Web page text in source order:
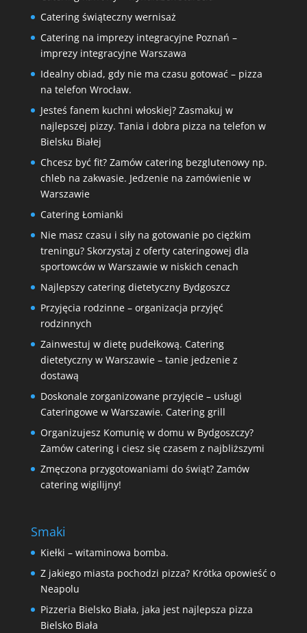
Catering świąteczny wernisaż
Catering na imprezy integracyjne Poznań –
imprezy integracyjne Warszawa
Idealny obiad, gdy nie ma czasu gotować – pizza
na telefon Wrocław.
Jesteś fanem kuchni włoskiej? Zasmakuj w
najlepszej pizzy. Tania i dobra pizza na telefon w
Bielsku Białej
Chcesz być fit? Zamów catering bezglutenowy np.
chleb na zakwasie. Jedzenie na zamówienie w
Warszawie
Catering Łomianki
Nie masz czasu i siły na gotowanie po ciężkim
treningu? Skorzystaj z oferty cateringowej dla
sportowców w Warszawie w niskich cenach
Najlepszy catering dietetyczny Bydgoszcz
Przyjęcia rodzinne – organizacja przyjęć
rodzinnych
Zainwestuj w dietę pudełkową. Catering
dietetyczny w Warszawie – tanie jedzenie z
dostawą
Doskonale zorganizowane przyjęcie – usługi
Cateringowe w Warszawie. Catering grill
Organizujesz Komunię w domu w Bydgoszczy?
Zamów catering i ciesz się czasem z najbliższymi
Zmęczona przygotowaniami do świąt? Zamów
catering wigilijny!
Smaki
Kiełki – witaminowa bomba.
Z jakiego miasta pochodzi pizza? Krótka opowieść o
Neapolu
Pizzeria Bielsko Biała, jaka jest najlepsza pizza
Bielsko Biała